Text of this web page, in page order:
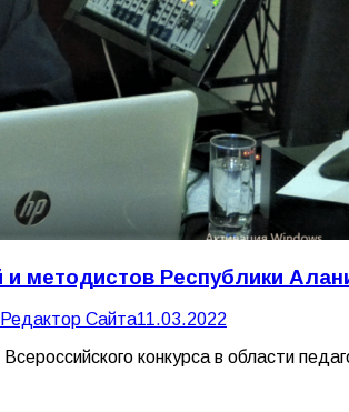
методистов Республики
Редактор Сайта11.03.2022
конкурса в области